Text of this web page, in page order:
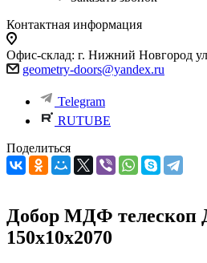
Контактная информация
Офис-склад: г. Нижний Новгород
geometry-doors@yandex.ru
Telegram
RUTUBE
Поделиться
Добор МДФ телескоп
150х10х2070